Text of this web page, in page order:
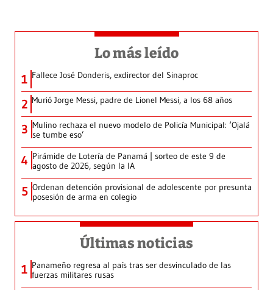
Lo más leído
1 Fallece José Donderis, exdirector del Sinaproc
2 Murió Jorge Messi, padre de Lionel Messi, a los 68 años
3 Mulino rechaza el nuevo modelo de Policía Municipal: ‘Ojalá
se tumbe eso’
4 Pirámide de Lotería de Panamá | sorteo de este 9 de
agosto de 2026, según la IA
5 Ordenan detención provisional de adolescente por presunta
posesión de arma en colegio
Últimas noticias
1 Panameño regresa al país tras ser desvinculado de las
fuerzas militares rusas